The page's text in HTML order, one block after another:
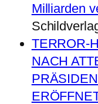
Milliarden
TERROR-
NACH